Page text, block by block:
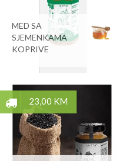
MED SA
SJEMENKAMA
KOPRIVE
23,00 KM